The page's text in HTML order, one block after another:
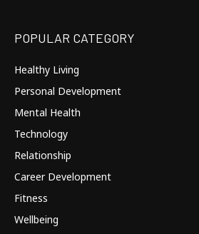
POPULAR CATEGORY
Healthy Living
Personal Development
Mental Health
Technology
Relationship
Career Development
Fitness
Wellbeing